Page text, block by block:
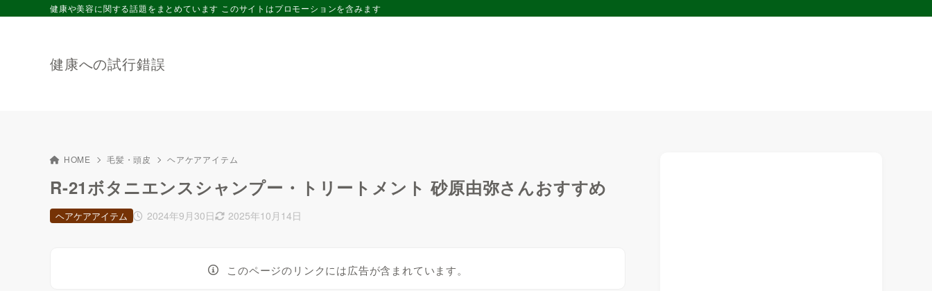
健康への試行錯誤
健康や美容に関する話題をまとめています このサイトはプロモーションを含みます
HOME 毛髪・頭皮 ヘアケアアイテム
R-21ボタニエンスシャンプー・トリートメント 砂原由弥さんおすすめ
2024年9月30日 2025年10月14日
ヘアケアアイテム
このページのリンクには広告が含まれています。